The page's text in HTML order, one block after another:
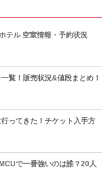
テル 空室情報・予約状況
覧！販売状況&値段まとめ！
ってきた！チケット入手方
で一番強いのは誰？20人